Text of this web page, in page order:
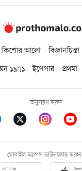
কিশোর আলো বিজ্ঞানচিন্তা
১৯৭১ ইপেপার প্রথমা
অনুসরণ করুন
মোবাইল অ্যাপস ডাউনলোড করুন